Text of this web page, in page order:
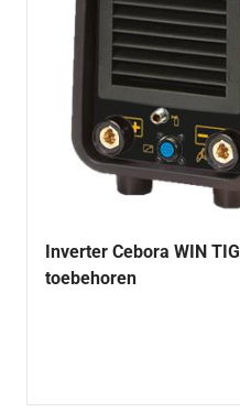
Inverter Cebora WIN
toebehoren